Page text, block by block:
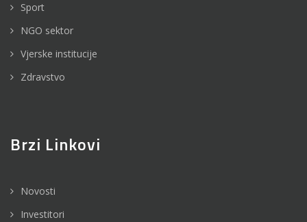
Sport
NGO sektor
Vjerske institucije
Zdravstvo
Brzi Linkovi
Novosti
Investitori